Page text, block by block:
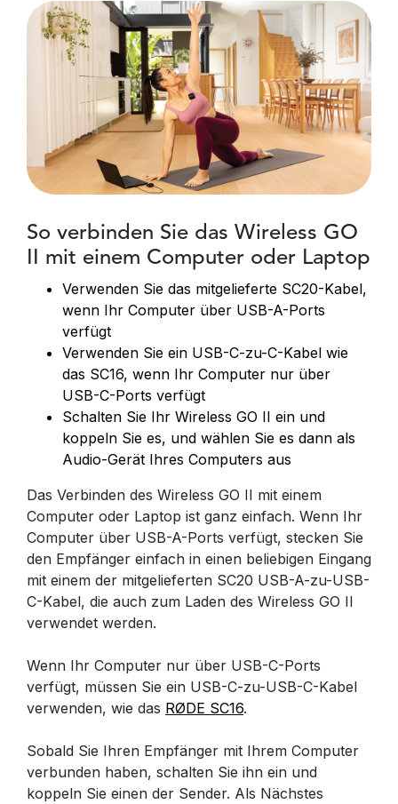
So verbinden Sie das Wireless GO
II mit einem Computer oder Laptop
Verwenden Sie das mitgelieferte SC20-Kabel,
wenn Ihr Computer über USB-A-Ports
verfügt
Verwenden Sie ein USB-C-zu-C-Kabel wie
das SC16, wenn Ihr Computer nur über
USB-C-Ports verfügt
Schalten Sie Ihr Wireless GO II ein und
koppeln Sie es, und wählen Sie es dann als
Audio-Gerät Ihres Computers aus
Das Verbinden des Wireless GO II mit einem
Computer oder Laptop ist ganz einfach. Wenn Ihr
Computer über USB-A-Ports verfügt, stecken Sie
den Empfänger einfach in einen beliebigen Eingang
mit einem der mitgelieferten SC20 USB-A-zu-USB-
C-Kabel, die auch zum Laden des Wireless GO II
verwendet werden.
Wenn Ihr Computer nur über USB-C-Ports
verfügt, müssen Sie ein USB-C-zu-USB-C-Kabel
verwenden, wie das RØDE SC16.
Sobald Sie Ihren Empfänger mit Ihrem Computer
verbunden haben, schalten Sie ihn ein und
koppeln Sie einen der Sender. Als Nächstes